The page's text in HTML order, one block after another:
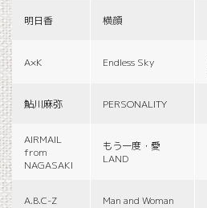
明日香 横顔
A×K Endless Sky
鮎川麻弥 PERSONALITY
AIRMAIL
from
NAGASAKI
もう一度・愛
LAND
A.B.C-Z Man and Woman